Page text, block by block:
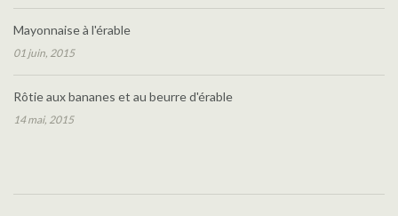
Mayonnaise à l'érable
01 juin, 2015
Rôtie aux bananes et au beurre d'érable
14 mai, 2015